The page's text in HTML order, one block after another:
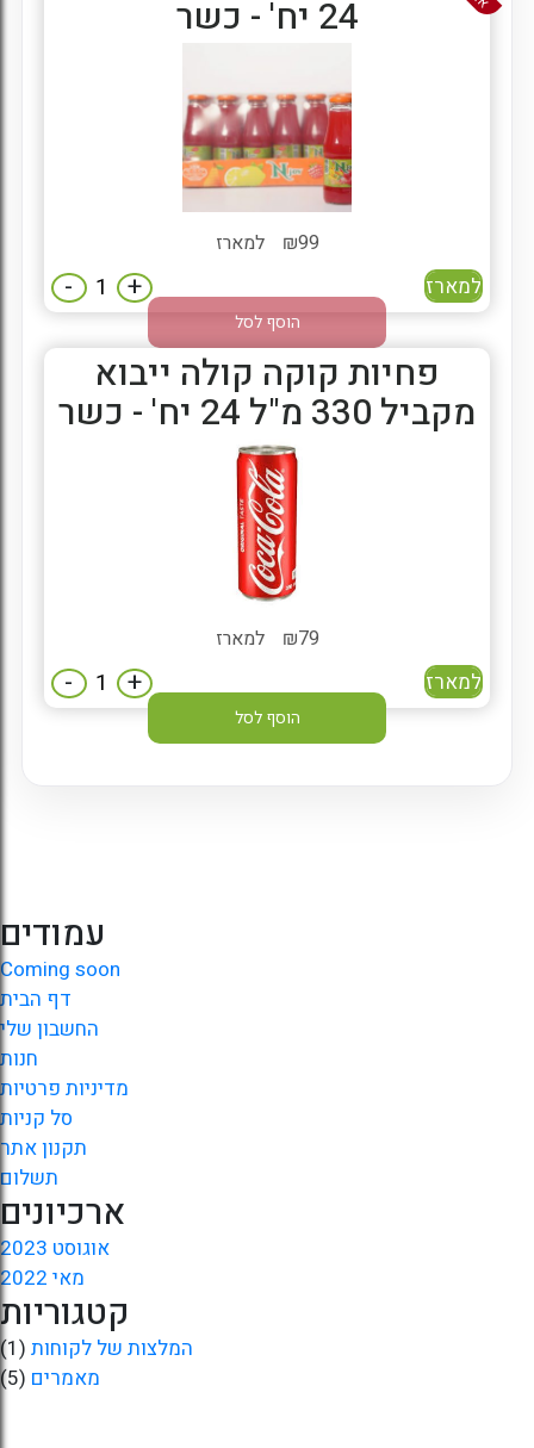
24 יח' - כשר
99
₪ למארז
למארז +
-
הוסף לסל
פחיות קוקה קולה ייבוא
מקביל 330 מ"ל 24 יח' - כשר
79
₪ למארז
למארז +
-
הוסף לסל
עמודים
Coming soon
דף הבית
החשבון שלי
חנות
מדיניות פרטיות
סל קניות
תקנון אתר
תשלום
ארכיונים
אוגוסט 2023
מאי 2022
קטגוריות
המלצות של לקוחות (1)
מאמרים (5)